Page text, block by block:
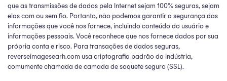
que as transmissões de dados pela Internet sejam 100% seguras, sejam
elas com ou sem fio. Portanto, não podemos garantir a segurança das
informações que você nos fornece, incluindo conteúdo do usuário e
informações pessoais. Você reconhece que nos fornece dados por sua
própria conta e risco. Para transações de dados seguras,
reverseimagesearh.com usa criptografia padrão da indústria,
comumente chamada de camada de soquete seguro (SSL).